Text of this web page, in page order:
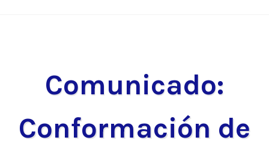
Comunicado:
Conformación de